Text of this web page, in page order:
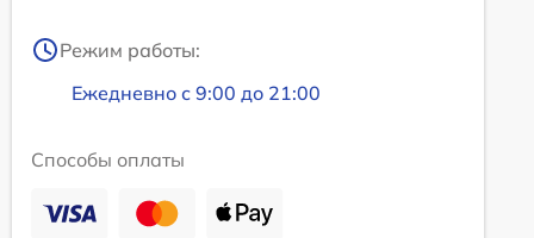
Режим работы:
Ежедневно с 9:00 до 21:00
Способы оплаты